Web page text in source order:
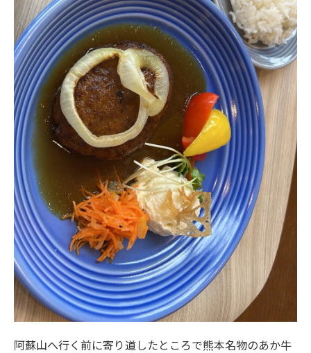
阿蘇山へ行く前に寄り道したところで熊本名物のあか牛